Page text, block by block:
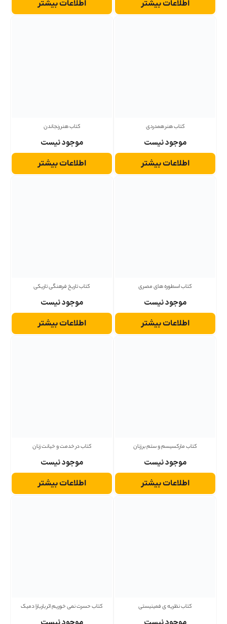
اطلاعات بیشتر اطلاعات بیشتر
کتاب هنر همدردی
موجود نیست
اطلاعات بیشتر
کتاب هنر رنجاندن
موجود نیست
اطلاعات بیشتر
کتاب اسطوره های مصری
موجود نیست
اطلاعات بیشتر
کتاب تاریخ فرهنگی تاریکی
موجود نیست
اطلاعات بیشتر
کتاب مارکسیسم و ستم بر زنان
موجود نیست
اطلاعات بیشتر
کتاب در خدمت و خیانت زنان
موجود نیست
اطلاعات بیشتر
کتاب نظریه ی فمینیستی کتاب حسرت نمی خوریم اثر باربارا دمیک